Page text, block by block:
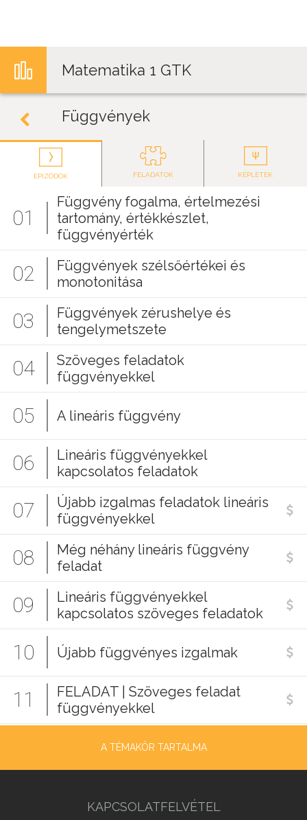
Matematika 1 GTK
Függvények
EPIZÓDOK FELADATOK KÉPLETEK
01
Függvény fogalma, értelmezési
tartomány, értékkészlet,
függvényérték
02
Függvények szélsőértékei és
monotonitása
03
Függvények zérushelye és
tengelymetszete
04
Szöveges feladatok
függvényekkel
05 A lineáris függvény
06
Lineáris függvényekkel
kapcsolatos feladatok
07
Újabb izgalmas feladatok lineáris
függvényekkel
08
Még néhány lineáris függvény
feladat
09
Lineáris függvényekkel
kapcsolatos szöveges feladatok
10 Újabb függvényes izgalmak
11
FELADAT | Szöveges feladat
függvényekkel
A TÉMAKÖR TARTALMA
KAPCSOLATFELVÉTEL